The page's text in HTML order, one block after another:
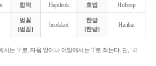
합덕 Hapdeok 호법 Hobeop
벚꽃
[벋꼳]
beotkkot
한밭
[한받]
Hanbat
서는 ‘r’로, 자음 앞이나 어말에서는 ‘l’로 적는다. 단, ‘ㄹ